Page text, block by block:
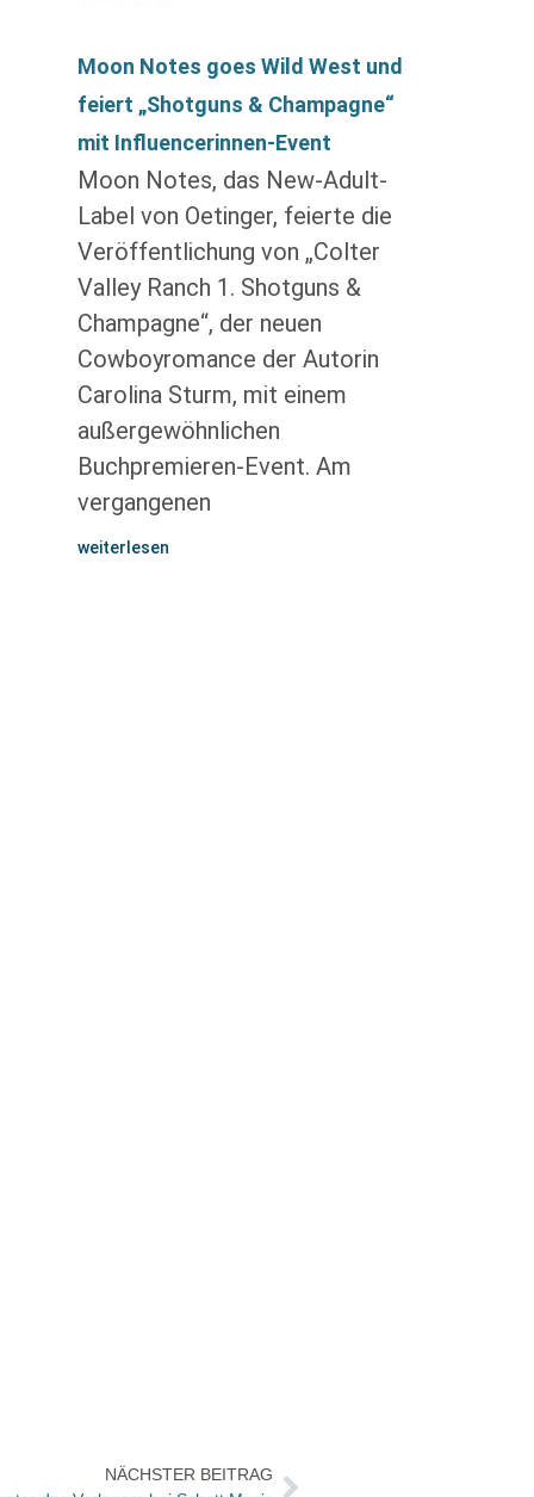
Moon Notes goes Wild West und
feiert „Shotguns & Champagne“
mit Influencerinnen-Event
Moon Notes, das New-Adult-
Label von Oetinger, feierte die
Veröffentlichung von „Colter
Valley Ranch 1. Shotguns &
Champagne“, der neuen
Cowboyromance der Autorin
Carolina Sturm, mit einem
außergewöhnlichen
Buchpremieren-Event. Am
vergangenen
weiterlesen
NÄCHSTER BEITRAG